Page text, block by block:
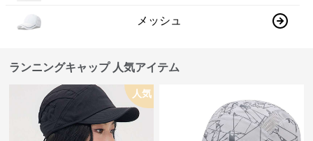
メッシュ
ランニングキャップ 人気アイテム
人気